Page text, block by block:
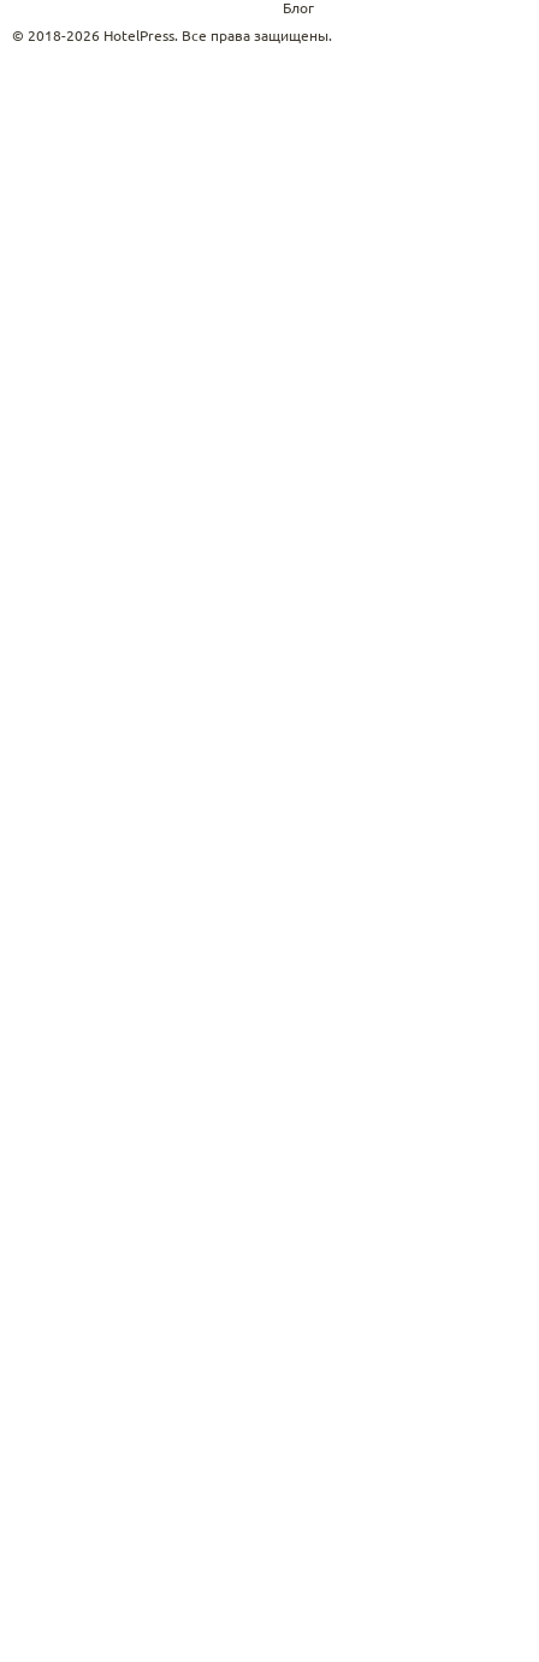
Блог
© 2018-2026 HotelPress. Все права защищены.